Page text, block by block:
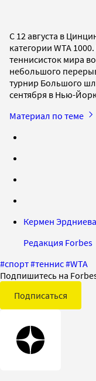
С 12 августа в
категории WTA
теннисисток мира
небольшого
турнир Большого
сентября в Нью-
Материал по теме
Кермен Эрдниева
Редакция Forbes
#спорт#теннис#WTA
Подпишитесь на
Подписаться